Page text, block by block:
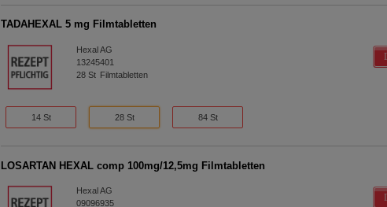
TADAHEXAL 5 mg Filmtabletten
Hexal AG
13245401
28St Filmtabletten
14 St 28 St 84 St
LOSARTAN HEXAL comp 100mg/12,5mg Filmtabletten
Hexal AG
09096935